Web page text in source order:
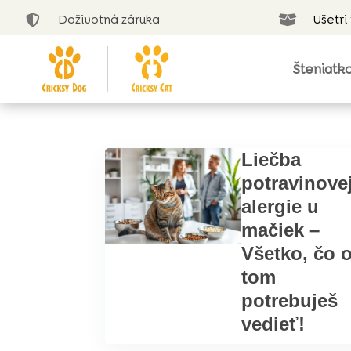
 Doživotná záruka 
Liečba
potravinovej
alergie u
mačiek –
Všetko, čo o
tom
potrebuješ
vedieť!